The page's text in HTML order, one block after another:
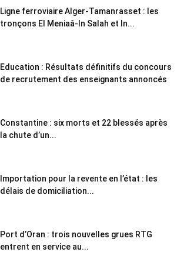
Ligne ferroviaire Alger-Tamanrasset : les
tronçons El Meniaâ-In Salah et In...
Education : Résultats définitifs du concours
de recrutement des enseignants annoncés
Constantine : six morts et 22 blessés après
la chute d’un...
Importation pour la revente en l’état : les
délais de domiciliation...
Port d’Oran : trois nouvelles grues RTG
entrent en service au...